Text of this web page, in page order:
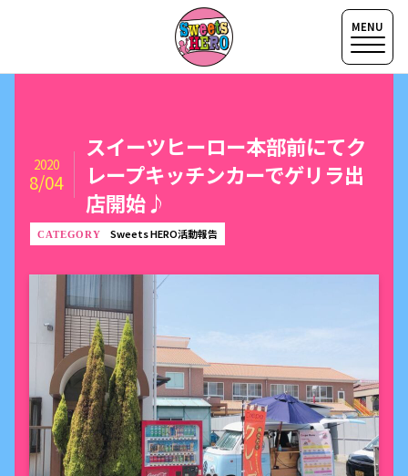
スイーツヒーロー本部前にてク
レープキッチンカーでゲリラ出
店開始♪
2020
8/04
Sweets HERO活動報告